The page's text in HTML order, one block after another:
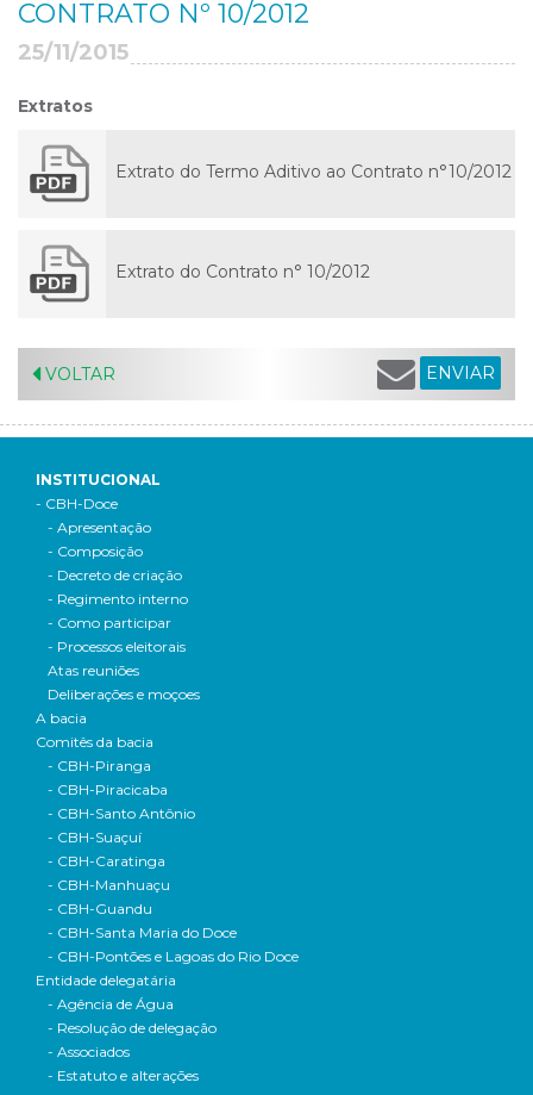
CONTRATO Nº 10/2012
25/11/2015
Extratos
Extrato do Termo Aditivo ao Contrato n°10/2012
Extrato do Contrato n° 10/2012
VOLTAR ENVIAR
INSTITUCIONAL
- CBH-Doce
- Apresentação
- Composição
- Decreto de criação
- Regimento interno
- Como participar
- Processos eleitorais
Atas reuniões
Deliberações e moçoes
A bacia
Comitês da bacia
- CBH-Piranga
- CBH-Piracicaba
- CBH-Santo Antônio
- CBH-Suaçuí
- CBH-Caratinga
- CBH-Manhuaçu
- CBH-Guandu
- CBH-Santa Maria do Doce
- CBH-Pontões e Lagoas do Rio Doce
Entidade delegatária
- Agência de Água
- Resolução de delegação
- Associados
- Estatuto e alterações